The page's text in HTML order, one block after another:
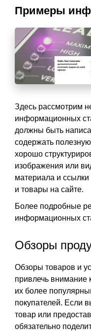
Примеры
Здесь рассмотрим
информационных
должны быть
содержать
хорошо
изображения или
материала и
и товары на сайте.
Более подробные
информационных
Обзоры
Обзоры товаров и
привлечь внимание
их более
покупателей. Если
товар или
обязательно